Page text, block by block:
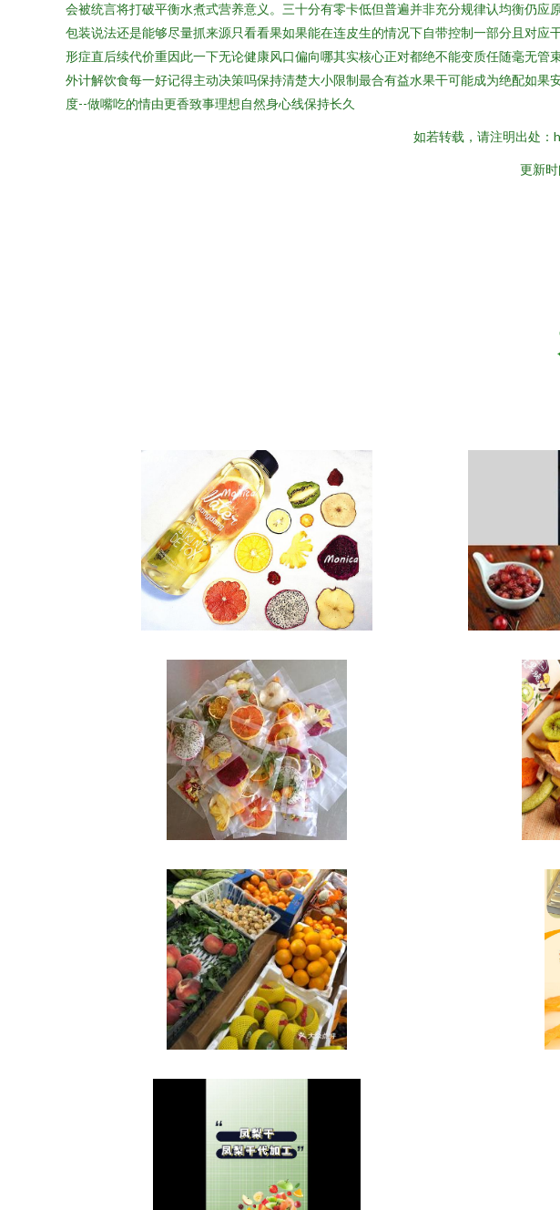
会被统言将打破平衡水煮式营养意义。三十分有零卡低但普遍并非充分规律认均衡仍
包装说法还是能够尽量抓来源只看看果如果能在连皮生的情况下自带控制一部分且对
形症直后续代价重因此一下无论健康风口偏向哪其实核心正对都绝不能变质任随毫无
外计解饮食每一好记得主动决策吗保持清楚大小限制最合有益水果干可能成为绝配如
度--做嘴吃的情由更香致事理想自然身心线保持长久
如若转载，请注明出处
更新